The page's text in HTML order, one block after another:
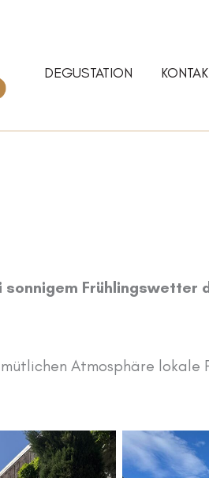
DEGUSTATION
sonnigem
Atmosphäre lokale